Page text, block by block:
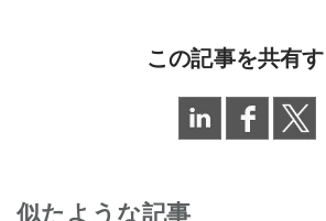
この記事を共有
似たような記事